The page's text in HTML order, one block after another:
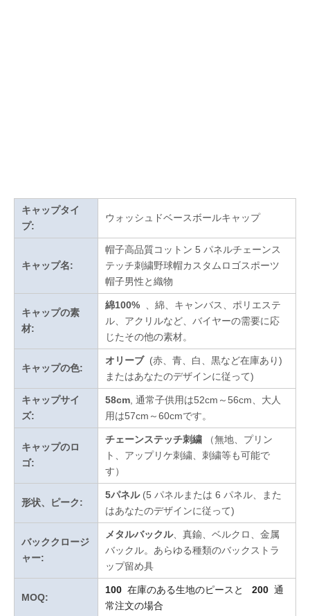
キャップタイ
プ:
ウォッシュドベースボールキャップ
キャップ名:
帽子高品質コットン 5 パネルチェーンス
テッチ刺繍野球帽カスタムロゴスポーツ
帽子男性と織物
キャップの素
材:
綿100%
、綿、キャンバス、ポリエステ
ル、アクリルなど、バイヤーの需要に応
じたその他の素材。
キャップの色:
オリーブ (赤、青、白、黒など在庫あり)
またはあなたのデザインに従って)
キャップサイ
ズ:
58cm , 通常子供用は52cm～56cm、大人
用は57cm～60cmです。
キャップのロ
ゴ:
チェーンステッチ刺繍 （無地、プリン
ト、アップリケ刺繍、刺繍等も可能で
す）
形状、ピーク:
5パネル (5 パネルまたは 6 パネル、また
はあなたのデザインに従って)
バッククロージ
ャー:
メタルバックル、真鍮、ベルクロ、金属
バックル。あらゆる種類のバックストラ
ップ留め具
MOQ:
100 在庫のある生地のピースと 200 通
常注文の場合